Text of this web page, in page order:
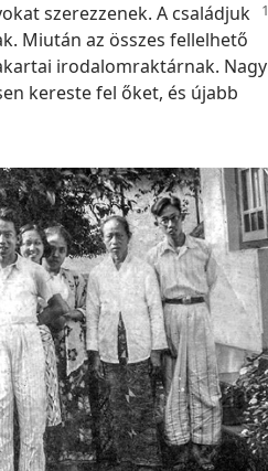
szerezzenek. A családjuk
Miután az összes fellelhető
irodalomraktárnak. Nagy
kereste fel őket, és újabb